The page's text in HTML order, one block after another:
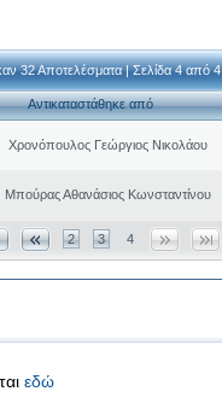
32 Αποτελέσματα | Σελίδα 4 από 4
Αντικαταστάθηκε από
Χρονόπουλος Γεώργιος Νικολάου
Μπούρας Αθανάσιος Κωνσταντίνου
2 3 4
εδώ